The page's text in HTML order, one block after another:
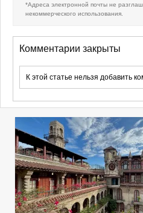
*Адреса электронной почты не
некоммерческого использования.
Комментарии закрыты
К этой статье нельзя добавить